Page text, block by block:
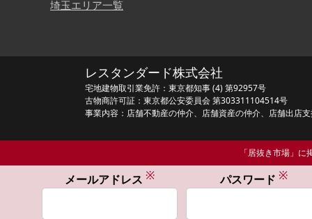
埼玉エリア一覧
レスタンダード株式会社
宅地建物取引業免許：東京都知事 (4) 第92957号
古物商許可証：東京都公安委員会 第303311104514号
事業内容：店舗不動産の仲介、店舗資産の仲介、店舗出店支
「居抜き市場」
メールアドレス ※ パスワード ※